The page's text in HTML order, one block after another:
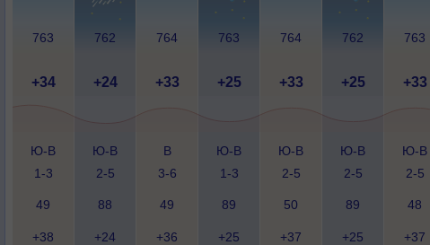
763 762 764 763 764 762 763
+34 +24 +33 +25 +33 +25 +33
Ю-В
1-3
Ю-В
2-5
В
3-6
Ю-В
1-3
Ю-В
2-5
Ю-В
2-5
Ю-В
2-5
49 88 49 89 50 89 48
+38 +24 +36 +25 +37 +25 +37